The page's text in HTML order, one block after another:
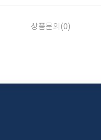
상품문의(0)